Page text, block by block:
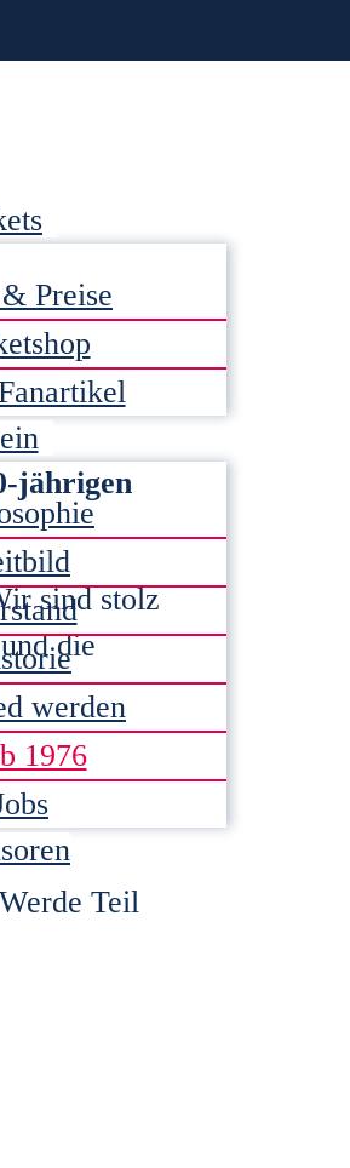
Preise
werden
1976
jährigen
sind stolz
die
Teil